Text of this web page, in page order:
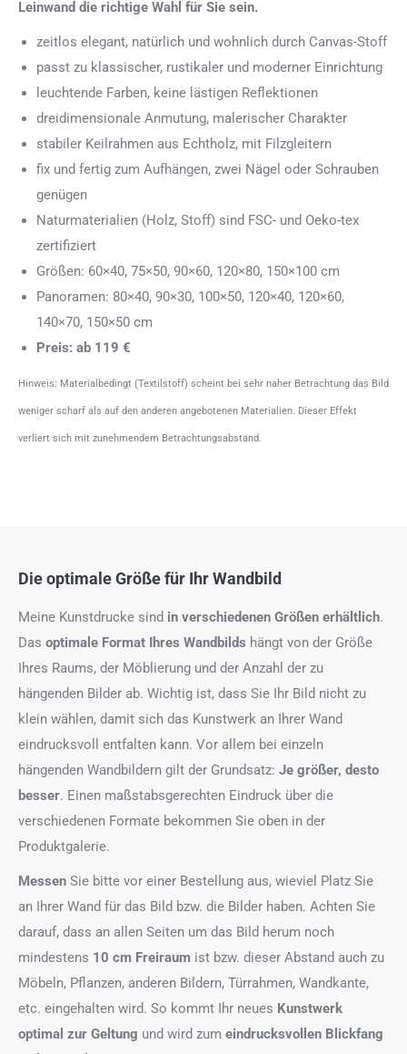
Leinwand die richtige Wahl für Sie sein.
zeitlos elegant, natürlich und wohnlich durch Canvas-Stoff
passt zu klassischer, rustikaler und moderner Einrichtung
leuchtende Farben, keine lästigen Reflektionen
dreidimensionale Anmutung, malerischer Charakter
stabiler Keilrahmen aus Echtholz, mit Filzgleitern
fix und fertig zum Aufhängen, zwei Nägel oder Schrauben
genügen
Naturmaterialien (Holz, Stoff) sind FSC- und Oeko-tex
zertifiziert
Größen: 60×40, 75×50, 90×60, 120×80, 150×100 cm
Panoramen: 80×40, 90×30, 100×50, 120×40, 120×60,
140×70, 150×50 cm
Preis: ab 119 €
Hinweis: Materialbedingt (Textilstoff) scheint bei sehr naher Betrachtung das Bild
weniger scharf als auf den anderen angebotenen Materialien. Dieser Effekt
verliert sich mit zunehmendem Betrachtungsabstand.
Die optimale Größe für Ihr Wandbild
Meine Kunstdrucke sind in verschiedenen Größen erhältlich.
Das optimale Format Ihres Wandbilds hängt von der Größe
Ihres Raums, der Möblierung und der Anzahl der zu
hängenden Bilder ab. Wichtig ist, dass Sie Ihr Bild nicht zu
klein wählen, damit sich das Kunstwerk an Ihrer Wand
eindrucksvoll entfalten kann. Vor allem bei einzeln
hängenden Wandbildern gilt der Grundsatz: Je größer, desto
besser. Einen maßstabsgerechten Eindruck über die
verschiedenen Formate bekommen Sie oben in der
Produktgalerie.
Messen Sie bitte vor einer Bestellung aus, wieviel Platz Sie
an Ihrer Wand für das Bild bzw. die Bilder haben. Achten Sie
darauf, dass an allen Seiten um das Bild herum noch
mindestens 10 cm Freiraum ist bzw. dieser Abstand auch zu
Möbeln, Pflanzen, anderen Bildern, Türrahmen, Wandkante,
etc. eingehalten wird. So kommt Ihr neues Kunstwerk
optimal zur Geltung und wird zum eindrucksvollen Blickfang